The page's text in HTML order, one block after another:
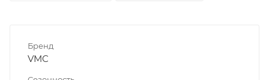
Бренд
VMC